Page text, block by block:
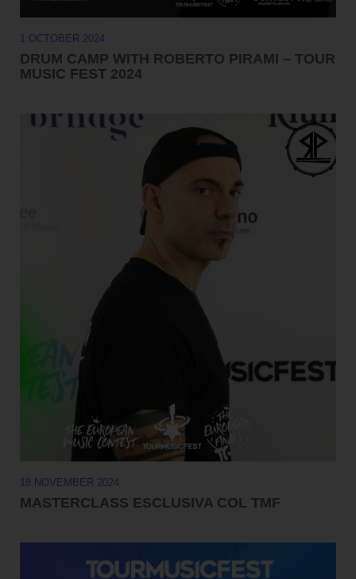
1 OCTOBER 2024
DRUM CAMP WITH ROBERTO PIRAMI – TOUR
MUSIC FEST 2024
18 NOVEMBER 2024
MASTERCLASS ESCLUSIVA COL TMF